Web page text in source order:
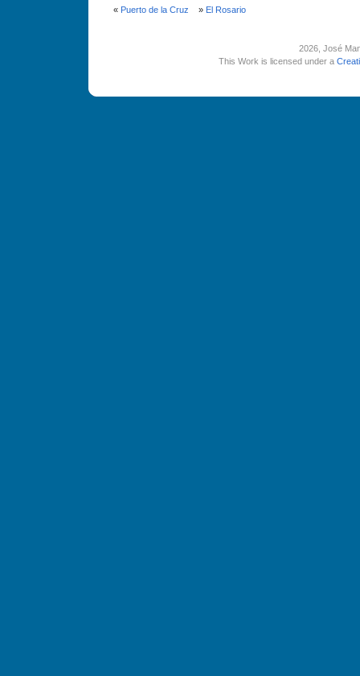
« Puerto de la Cruz » El Rosario
2026, José
This Work is licensed under a